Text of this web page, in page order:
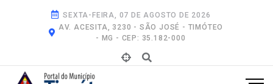
SEXTA-FEIRA, 07 DE AGOSTO DE 2026
AV. ACESITA, 3230 - SÃO JOSÉ - TIMÓTEO
- MG - CEP: 35.182-000